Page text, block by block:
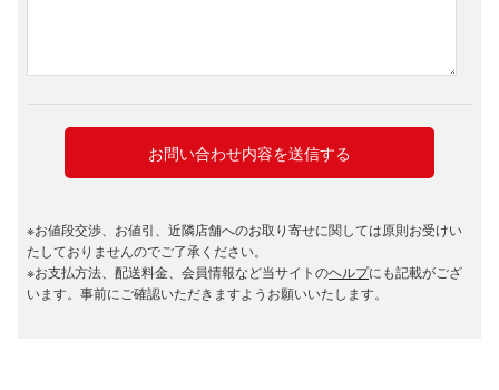
※お値段交渉、お値引、近隣店舗へのお取り寄せに関しては原則お受けい
たしておりませんのでご了承ください。
※お支払方法、配送料金、会員情報など当サイトのヘルプにも記載がござ
います。事前にご確認いただきますようお願いいたします。